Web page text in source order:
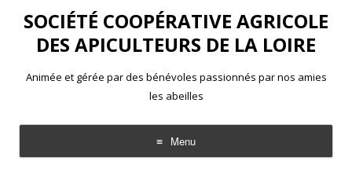
SOCIÉTÉ COOPÉRATIVE AGRICOLE
DES APICULTEURS DE LA LOIRE
Animée et gérée par des bénévoles passionnés par nos amies
les abeilles
Menu
Aller